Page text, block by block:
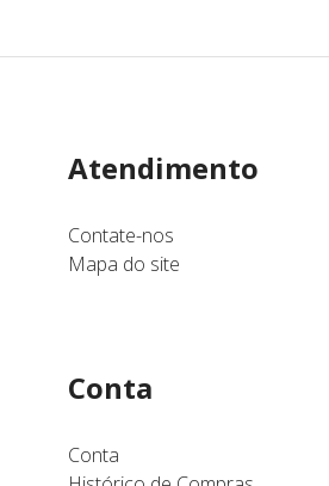
Atendimento
Contate-nos
Mapa do site
Conta
Conta